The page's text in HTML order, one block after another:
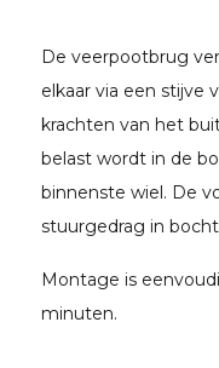
De veerpootbrug
elkaar via een stijve
krachten van het
belast wordt in de
binnenste wiel. De
stuurgedrag in
Montage is
minuten.